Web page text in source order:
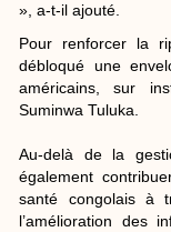
», a-t-il ajouté.
Pour renforcer la
débloqué une
américains, sur
Suminwa Tuluka.
Au-delà de la
également
santé congolais à
l’amélioration des